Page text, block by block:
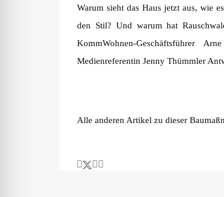
Warum sieht das Haus jetzt aus, wie
den Stil? Und warum hat
KommWohnen-Geschäftsführer
Medienreferentin Jenny Thümmler
Alle anderen Artikel zu dieser